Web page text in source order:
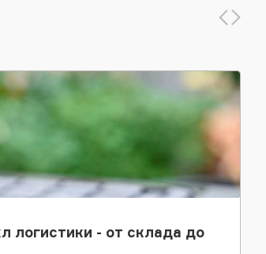
логистики - от склада до